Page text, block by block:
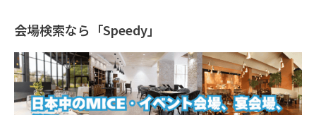
会場検索なら「Speedy」